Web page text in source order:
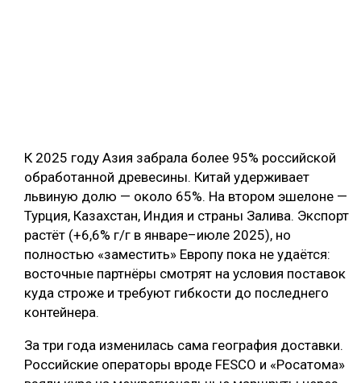
К 2025 году Азия забрала более 95% российской
обработанной древесины. Китай удерживает
львиную долю — около 65%. На втором эшелоне —
Турция, Казахстан, Индия и страны Залива. Экспорт
растёт (+6,6% г/г в январе–июле 2025), но
полностью «заместить» Европу пока не удаётся:
восточные партнёры смотрят на условия поставок
куда строже и требуют гибкости до последнего
контейнера.
За три года изменилась сама география доставки.
Российские операторы вроде FESCO и «Росатома»